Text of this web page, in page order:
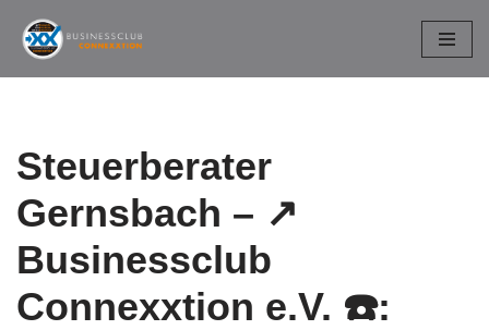
Zum
Steuerberater
Gernsbach – ↗️
Businessclub
Connexxtion e.V. ☎️: